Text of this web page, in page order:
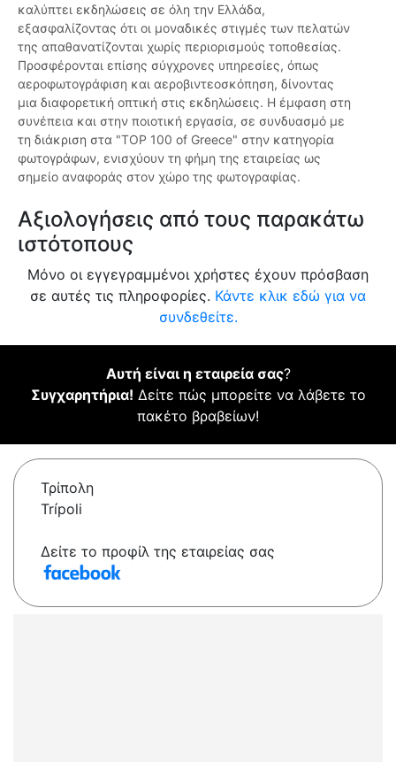
καλύπτει εκδηλώσεις σε όλη την Ελλάδα,
εξασφαλίζοντας ότι οι μοναδικές στιγμές των πελατών
της απαθανατίζονται χωρίς περιορισμούς τοποθεσίας.
Προσφέρονται επίσης σύγχρονες υπηρεσίες, όπως
αεροφωτογράφιση και αεροβιντεοσκόπηση, δίνοντας
μια διαφορετική οπτική στις εκδηλώσεις. Η έμφαση στη
συνέπεια και στην ποιοτική εργασία, σε συνδυασμό με
τη διάκριση στα "TOP 100 of Greece" στην κατηγορία
φωτογράφων, ενισχύουν τη φήμη της εταιρείας ως
σημείο αναφοράς στον χώρο της φωτογραφίας.
Αξιολογήσεις από τους παρακάτω
ιστότοπους
Μόνο οι εγγεγραμμένοι χρήστες έχουν πρόσβαση
σε αυτές τις πληροφορίες. Κάντε κλικ εδώ για να
συνδεθείτε.
Αυτή είναι η εταιρεία σας?
Συγχαρητήρια! Δείτε πώς μπορείτε να λάβετε το
πακέτο βραβείων!
Τρίπολη
Trípoli
Δείτε το προφίλ της εταιρείας σας